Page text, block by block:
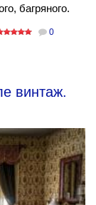
багряного.
0
винтаж.